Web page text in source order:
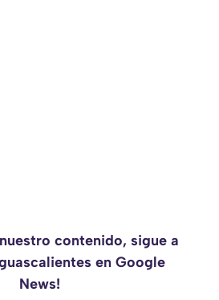
contenido, sigue a
en Google
News!